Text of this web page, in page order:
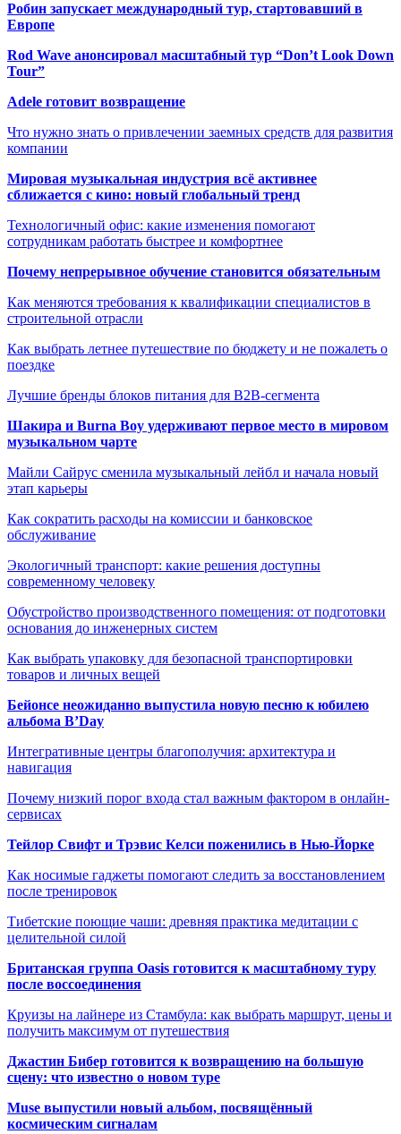
Робин запускает международный тур, стартовавший в
Европе
Rod Wave анонсировал масштабный тур “Don’t Look Down
Tour”
Adele готовит возвращение
Что нужно знать о привлечении заемных средств для развития
компании
Мировая музыкальная индустрия всё активнее
сближается с кино: новый глобальный тренд
Технологичный офис: какие изменения помогают
сотрудникам работать быстрее и комфортнее
Почему непрерывное обучение становится обязательным
Как меняются требования к квалификации специалистов в
строительной отрасли
Как выбрать летнее путешествие по бюджету и не пожалеть о
поездке
Лучшие бренды блоков питания для B2B-сегмента
Шакира и Burna Boy удерживают первое место в мировом
музыкальном чарте
Майли Сайрус сменила музыкальный лейбл и начала новый
этап карьеры
Как сократить расходы на комиссии и банковское
обслуживание
Экологичный транспорт: какие решения доступны
современному человеку
Обустройство производственного помещения: от подготовки
основания до инженерных систем
Как выбрать упаковку для безопасной транспортировки
товаров и личных вещей
Бейонсе неожиданно выпустила новую песню к юбилею
альбома B’Day
Интегративные центры благополучия: архитектура и
навигация
Почему низкий порог входа стал важным фактором в онлайн-
сервисах
Тейлор Свифт и Трэвис Келси поженились в Нью-Йорке
Как носимые гаджеты помогают следить за восстановлением
после тренировок
Тибетские поющие чаши: древняя практика медитации с
целительной силой
Британская группа Oasis готовится к масштабному туру
после воссоединения
Круизы на лайнере из Стамбула: как выбрать маршрут, цены и
получить максимум от путешествия
Джастин Бибер готовится к возвращению на большую
сцену: что известно о новом туре
Muse выпустили новый альбом, посвящённый
космическим сигналам